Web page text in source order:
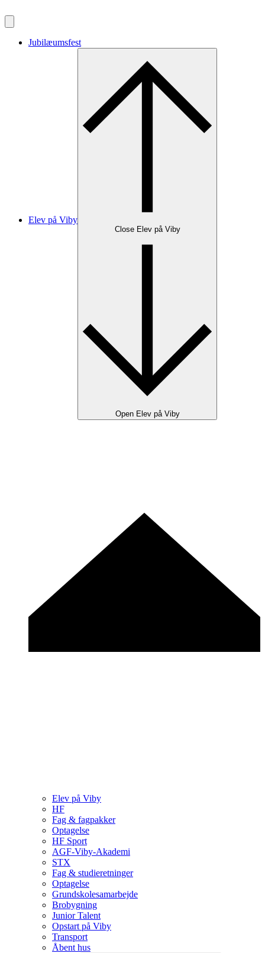
til
indhold
Jubilæumsfest
Elev på Viby
Close Elev på Viby
Open Elev på Viby
Elev på Viby
HF
Fag & fagpakker
Optagelse
HF Sport
AGF-Viby-Akademi
STX
Fag & studieretninger
Optagelse
Grundskolesamarbejde
Brobygning
Junior Talent
Opstart på Viby
Transport
Åbent hus